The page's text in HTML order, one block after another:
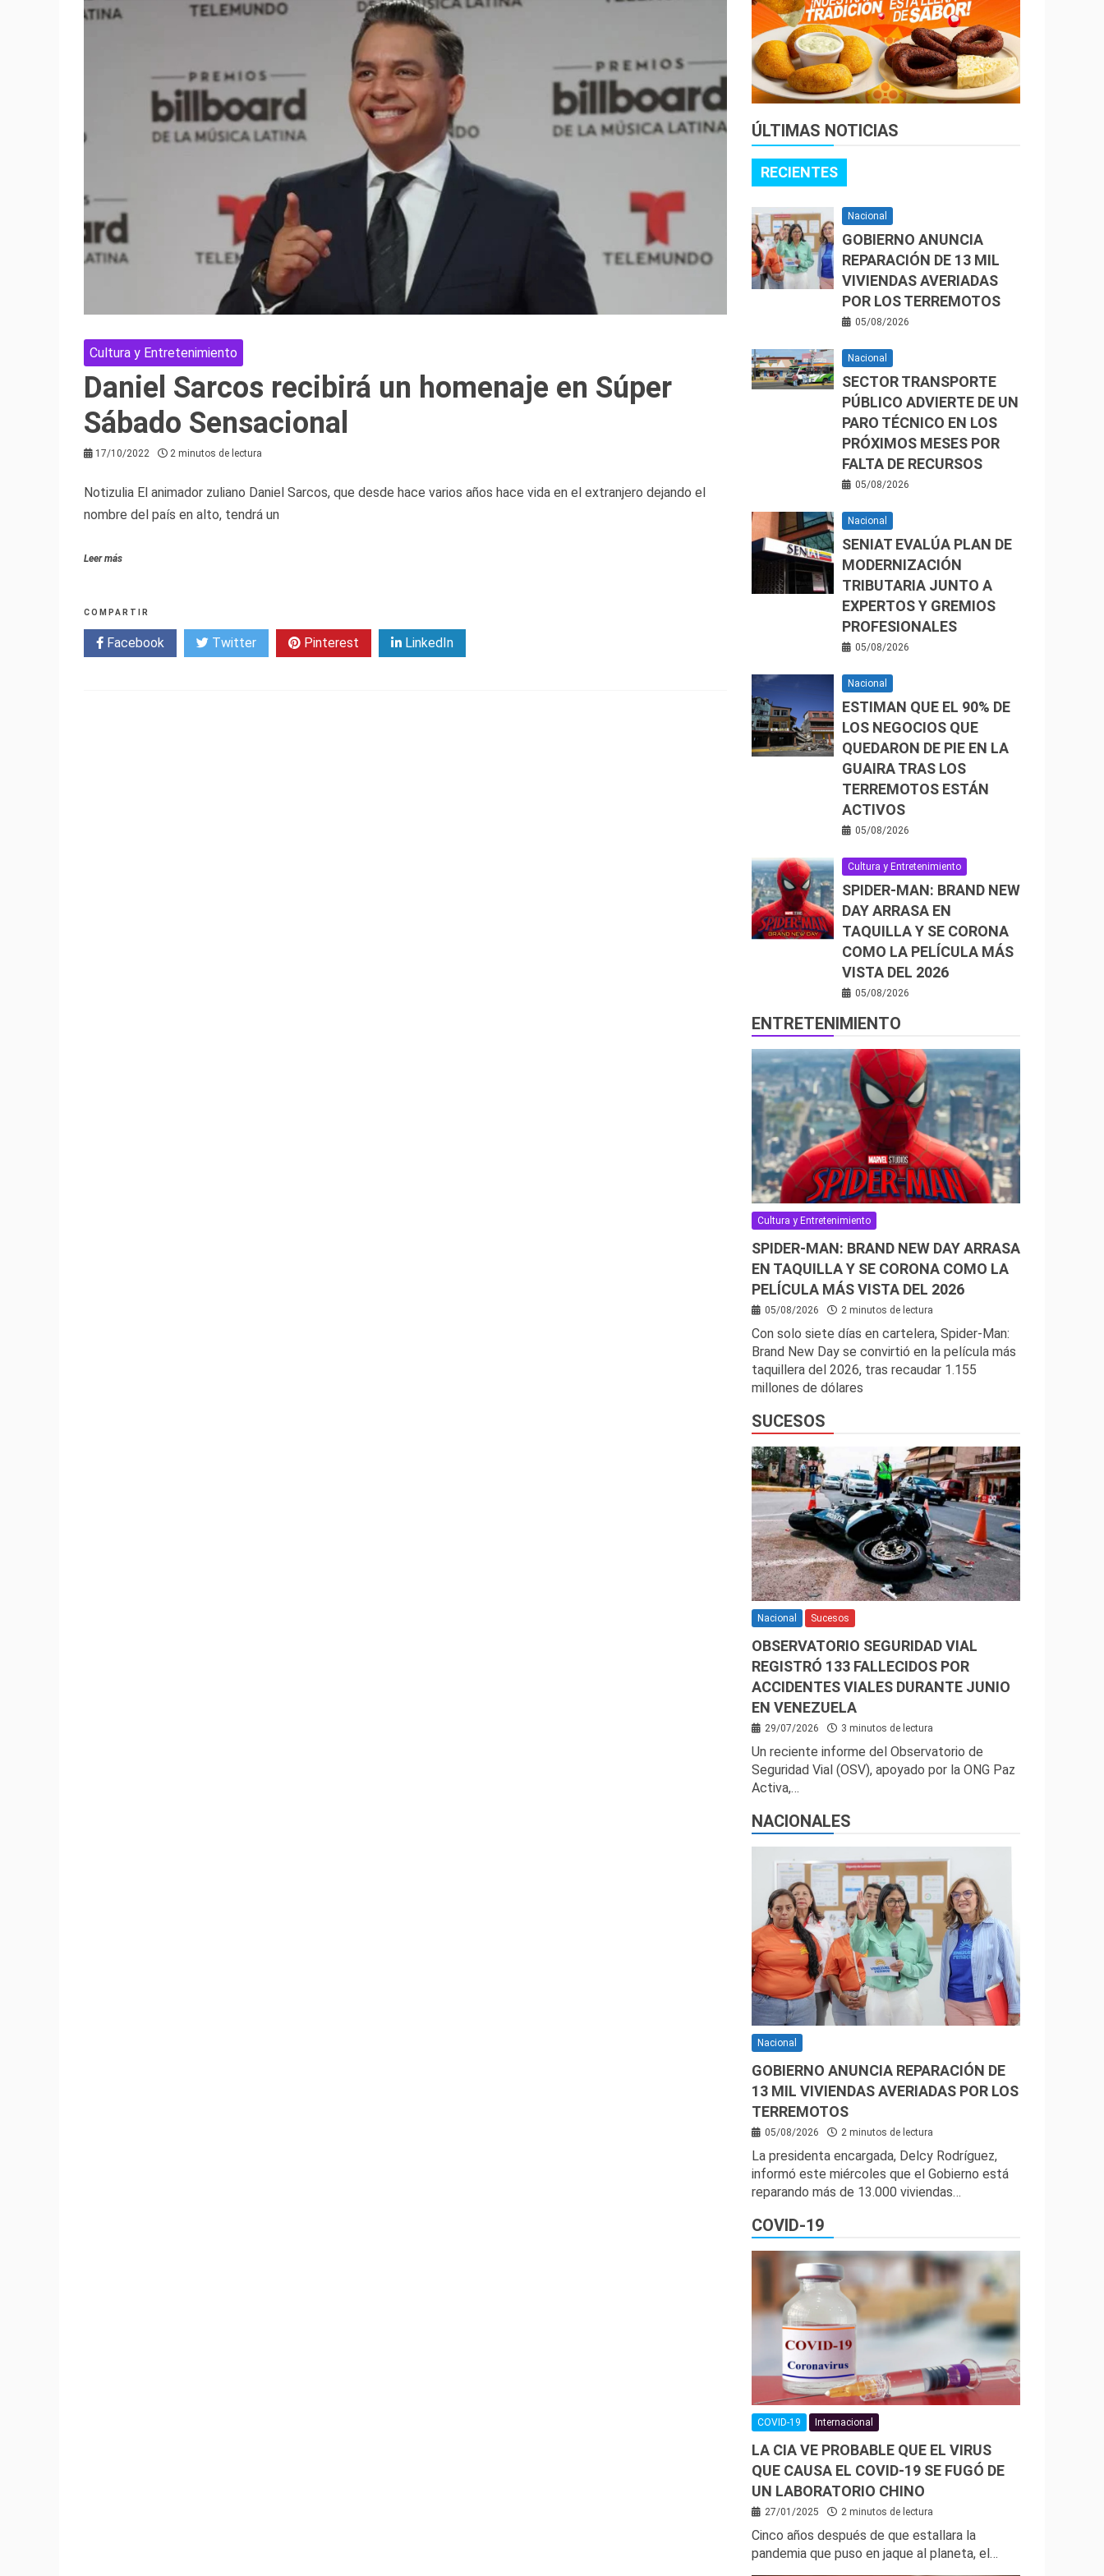
Cultura y Entretenimiento
Daniel Sarcos recibirá un homenaje en Súper
Sábado Sensacional
17/10/2022 2 minutos de lectura
Notizulia El animador zuliano Daniel Sarcos, que desde hace varios años hace vida en el extranjero dejando el
nombre del país en alto, tendrá un
Leer más
COMPARTIR
Facebook Twitter Pinterest LinkedIn
ÚLTIMAS NOTICIAS
RECIENTES
Nacional
GOBIERNO ANUNCIA
REPARACIÓN DE 13 MIL
VIVIENDAS AVERIADAS
POR LOS TERREMOTOS
05/08/2026
Nacional
SECTOR TRANSPORTE
PÚBLICO ADVIERTE DE UN
PARO TÉCNICO EN LOS
PRÓXIMOS MESES POR
FALTA DE RECURSOS
05/08/2026
Nacional
SENIAT EVALÚA PLAN DE
MODERNIZACIÓN
TRIBUTARIA JUNTO A
EXPERTOS Y GREMIOS
PROFESIONALES
05/08/2026
Nacional
ESTIMAN QUE EL 90% DE
LOS NEGOCIOS QUE
QUEDARON DE PIE EN LA
GUAIRA TRAS LOS
TERREMOTOS ESTÁN
ACTIVOS
05/08/2026
Cultura y Entretenimiento
SPIDER-MAN: BRAND NEW
DAY ARRASA EN
TAQUILLA Y SE CORONA
COMO LA PELÍCULA MÁS
VISTA DEL 2026
05/08/2026
ENTRETENIMIENTO
Cultura y Entretenimiento
SPIDER-MAN: BRAND NEW DAY ARRASA
EN TAQUILLA Y SE CORONA COMO LA
PELÍCULA MÁS VISTA DEL 2026
05/08/2026 2 minutos de lectura
Con solo siete días en cartelera, Spider-Man:
Brand New Day se convirtió en la película más
taquillera del 2026, tras recaudar 1.155
millones de dólares
SUCESOS
Nacional Sucesos
OBSERVATORIO SEGURIDAD VIAL
REGISTRÓ 133 FALLECIDOS POR
ACCIDENTES VIALES DURANTE JUNIO
EN VENEZUELA
29/07/2026 3 minutos de lectura
Un reciente informe del Observatorio de
Seguridad Vial (OSV), apoyado por la ONG Paz
Activa,…
NACIONALES
Nacional
GOBIERNO ANUNCIA REPARACIÓN DE
13 MIL VIVIENDAS AVERIADAS POR LOS
TERREMOTOS
05/08/2026 2 minutos de lectura
La presidenta encargada, Delcy Rodríguez,
informó este miércoles que el Gobierno está
reparando más de 13.000 viviendas…
COVID-19
COVID-19 Internacional
LA CIA VE PROBABLE QUE EL VIRUS
QUE CAUSA EL COVID-19 SE FUGÓ DE
UN LABORATORIO CHINO
27/01/2025 2 minutos de lectura
Cinco años después de que estallara la
pandemia que puso en jaque al planeta, el…